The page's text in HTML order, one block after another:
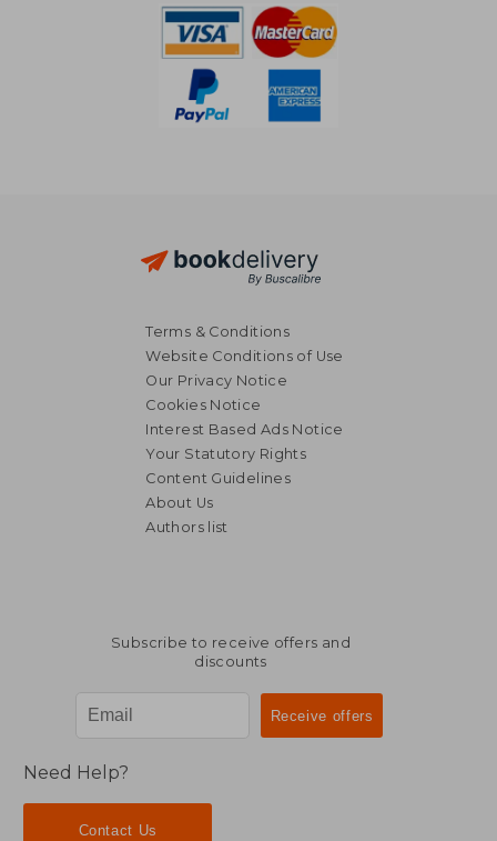
Terms & Conditions
Website Conditions of Use
Our Privacy Notice
Cookies Notice
Interest Based Ads Notice
Your Statutory Rights
Content Guidelines
About Us
Authors list
Subscribe to receive offers and
discounts
Need Help?
Contact Us